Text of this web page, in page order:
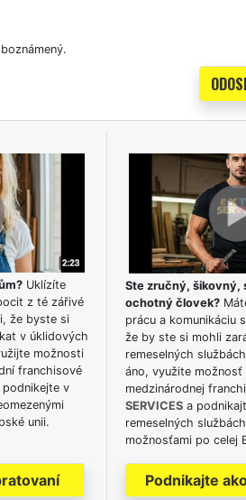
Uklízíte
z té zářivé
že byste si
v úklidových
možnosti
franchisové
v
unii.
Ste zručný, šikovný,
ochotný človek?
prácu a komunikáciu
že by ste si mohli
remeselných
áno, využite
medzinárodnej
SERVICES a
remeselných
možnosťami po celej
Podnikajte